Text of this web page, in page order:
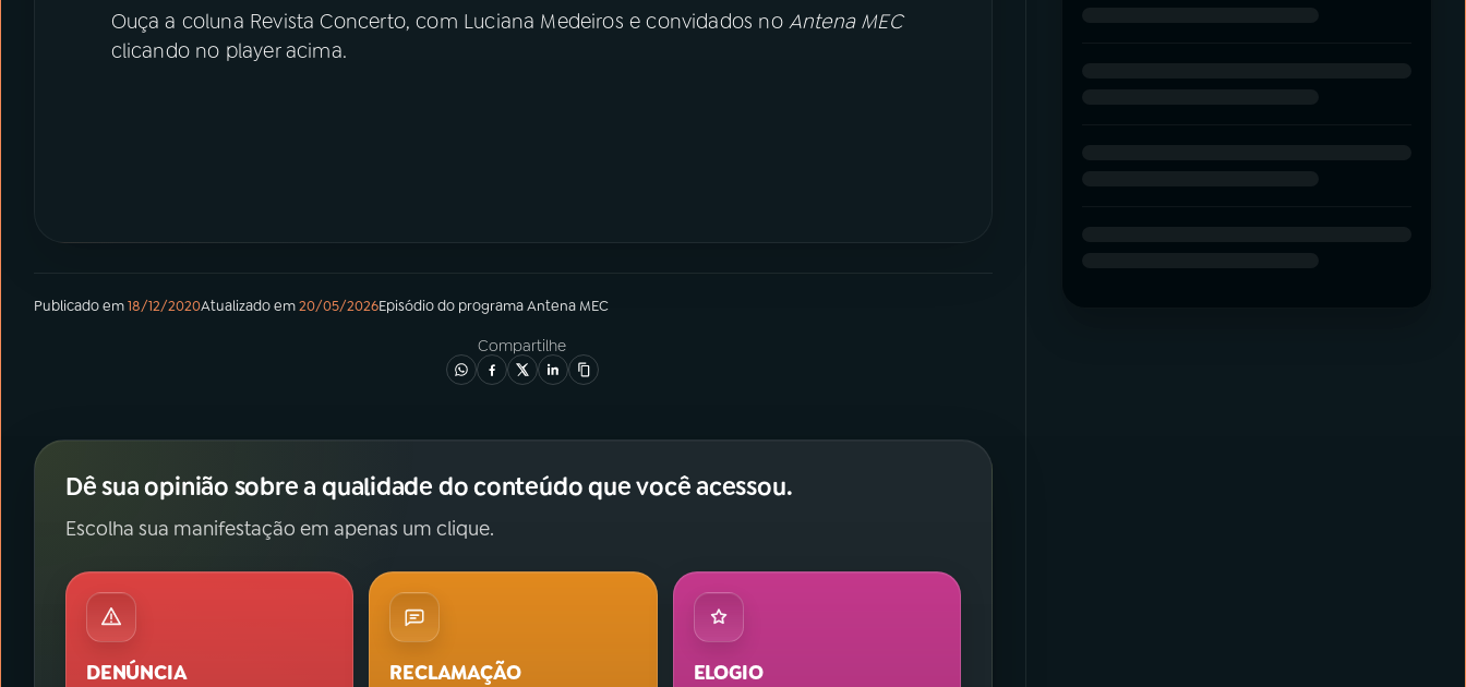
Ouça a coluna Revista Concerto, com Luciana Medeiros e convidados no Antena MEC
clicando no player acima.
Publicado em18/12/2020Atualizado em20/05/2026Episódiodo programaAntena MEC
Compartilhe
Dê sua opinião sobre a qualidade do conteúdo que você acessou.
Escolha sua manifestação em apenas um clique.
DENÚNCIA RECLAMAÇÃO ELOGIO